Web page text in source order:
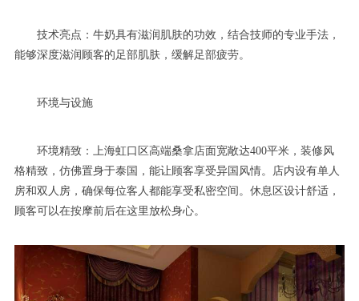
技术亮点：牛奶具有滋润肌肤的功效，结合技师的专业手法，
能够深度滋润顾客的足部肌肤，缓解足部疲劳。
环境与设施
环境精致：上海虹口区高端桑拿店面宽敞达400平米，装修风
格精致，仿佛置身于泰国，能让顾客享受异国风情。店内设有单人
房和双人房，确保每位客人都能享受私密空间。休息区设计舒适，
顾客可以在按摩前后在这里放松身心。